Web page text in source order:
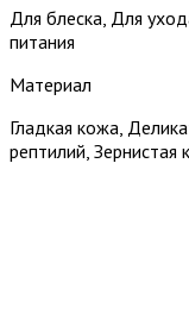
Для блеска, Для
питания
Материал
Гладкая кожа,
рептилий, Зернистая